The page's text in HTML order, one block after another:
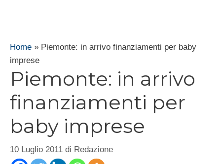
Home » Piemonte: in arrivo finanziamenti per baby
imprese
Piemonte: in arrivo
finanziamenti per
baby imprese
10 Luglio 2011 di Redazione